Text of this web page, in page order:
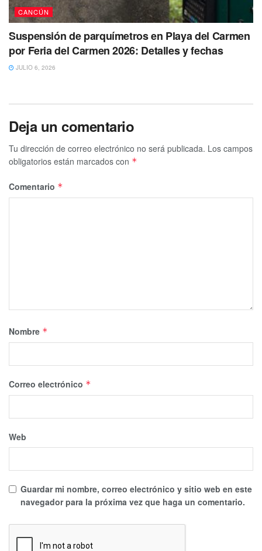
CANCÚN
Suspensión de parquímetros en Playa del Carmen
por Feria del Carmen 2026: Detalles y fechas
JULIO 6, 2026
Deja un comentario
Tu dirección de correo electrónico no será publicada. Los campos
obligatorios están marcados con *
Comentario *
Nombre *
Correo electrónico *
Web
Guardar mi nombre, correo electrónico y sitio web en este
navegador para la próxima vez que haga un comentario.